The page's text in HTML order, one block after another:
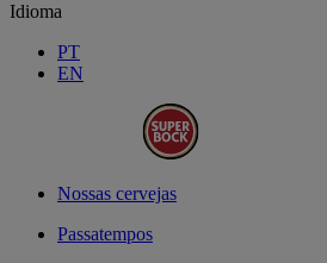
Idioma
PT
EN
Nossas cervejas
Passatempos